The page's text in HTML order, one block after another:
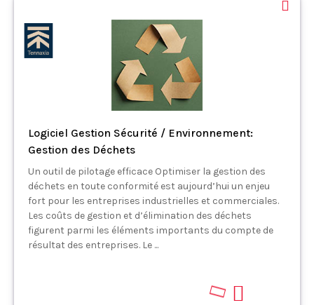
Logiciel Gestion Sécurité / Environnement:
Gestion des Déchets
Un outil de pilotage efficace Optimiser la gestion des
déchets en toute conformité est aujourd’hui un enjeu
fort pour les entreprises industrielles et commerciales.
Les coûts de gestion et d’élimination des déchets
figurent parmi les éléments importants du compte de
résultat des entreprises. Le ...